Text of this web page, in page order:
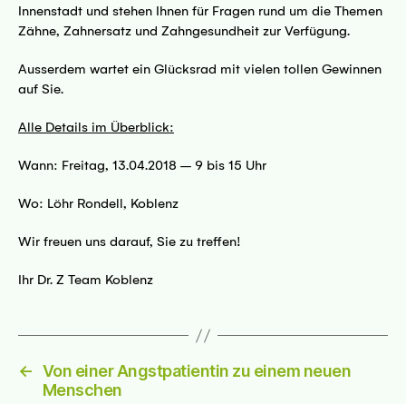
Innenstadt und stehen Ihnen für Fragen rund um die Themen
Zähne, Zahnersatz und Zahngesundheit zur Verfügung.
Ausserdem wartet ein Glücksrad mit vielen tollen Gewinnen
auf Sie.
Alle Details im Überblick:
Wann: Freitag, 13.04.2018 – 9 bis 15 Uhr
Wo: Löhr Rondell, Koblenz
Wir freuen uns darauf, Sie zu treffen!
Ihr Dr. Z Team Koblenz
← Von einer Angstpatientin zu einem neuen
Menschen